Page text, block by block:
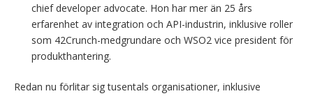
chief developer advocate. Hon har mer än 25 års
erfarenhet av integration och API-industrin, inklusive roller
som 42Crunch-medgrundare och WSO2 vice president för
produkthantering.
Redan nu förlitar sig tusentals organisationer, inklusive